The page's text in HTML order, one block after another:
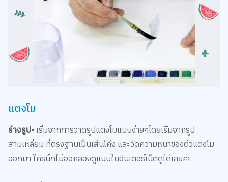
แตงโม
ร่างรูป-เริ่มจากการวาดรูปแตงโมแบบง่ายๆโดยเริ่มจากรูป
สามเหลี่ยม ที่ตรงฐานเป็นเส้นโค้ง และวัดความหนาของตัวแตงโม
ออกมา ใครนึกไม่ออกลองดูแบบในอินเตอร์เน็ตดูได้เลยค่ะ